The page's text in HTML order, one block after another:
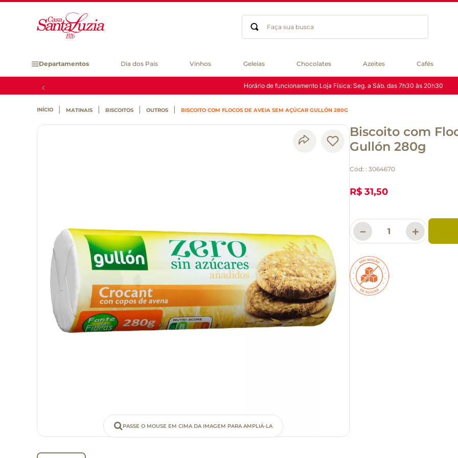
Faça sua busca
Departamentos Dia dos Pais Vinhos Geleias Chocolates Azeites Cafés
Horário de funcionamento Loja Física: Seg. a Sáb. das 7h30 às 20h30
MATINAIS BISCOITOS OUTROS BISCOITO COM FLOCOS DE AVEIA SEM AÇÚCAR GULLÓN 280G
PASSE O MOUSE EM CIMA DA IMAGEM PARA AMPLIÁ-LA
Biscoito com
Gullón 280g
Cód: : 3064670
R$ 31,50
＋
－
gluten
chá